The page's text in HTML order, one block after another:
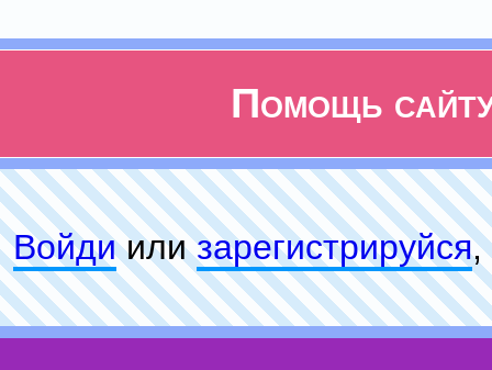
Помощь
Войдиилизарeгиcтpируйся,